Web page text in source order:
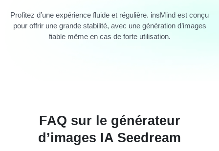
Profitez d’une expérience fluide et régulière. insMind est conçu
pour offrir une grande stabilité, avec une génération d’images
fiable même en cas de forte utilisation.
FAQ sur le générateur
d’images IA Seedream